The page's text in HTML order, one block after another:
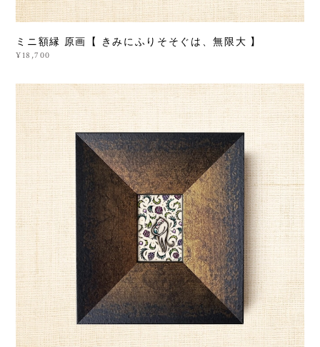
ミニ額縁 原画【 きみにふりそそぐは、無限大 】
¥18,700